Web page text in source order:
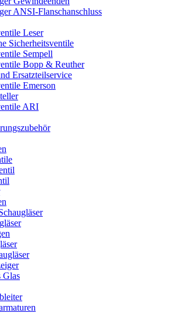
ANSI-Flanschanschluss
Leser
Sicherheitsventile
Sempell
Bopp & Reuther
Ersatzteilservice
Emerson
ARI
Glas